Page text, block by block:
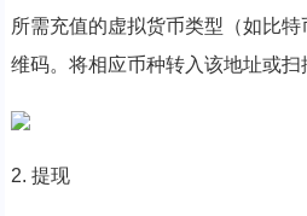
所需充值的虚拟货币类型（如比
维码。将相应币种转入该地址或扫
2. 提现